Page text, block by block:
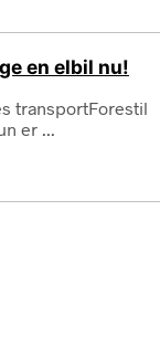
en elbil nu!
transportForestil
er ...